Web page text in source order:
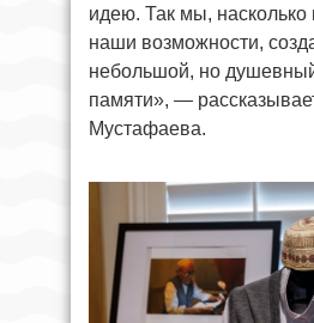
идею. Так мы, насколько
наши возможности,
небольшой, но
памяти», —
Мустафаева.